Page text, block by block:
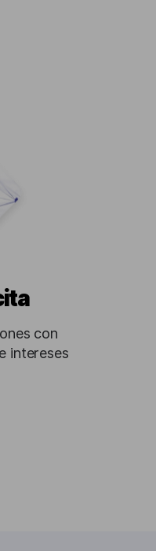
con
intereses